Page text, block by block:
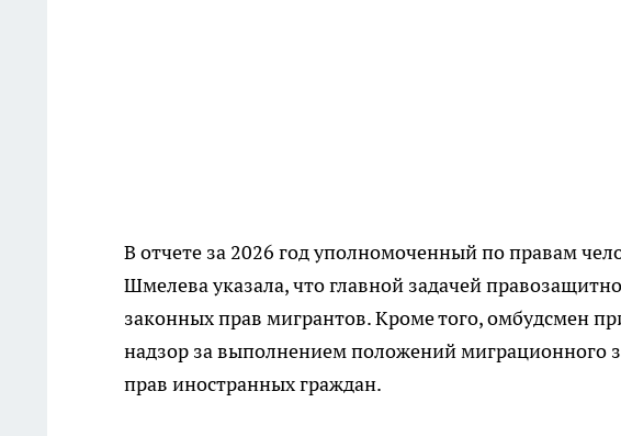
В отчете за 2026 год уполномоченный по правам
Шмелева указала, что главной задачей
законных прав мигрантов. Кроме того, омбудсмен
надзор за выполнением положений миграционного
прав иностранных граждан.